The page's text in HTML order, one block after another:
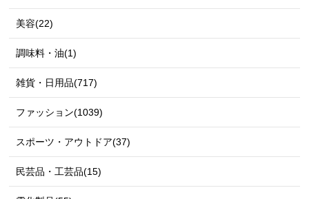
美容(22)
調味料・油(1)
雑貨・日用品(717)
ファッション(1039)
スポーツ・アウトドア(37)
民芸品・工芸品(15)